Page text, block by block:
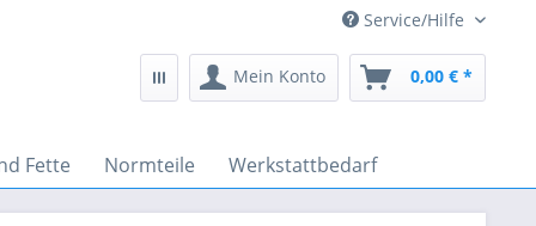
Service/Hilfe
Mein Konto 0,00 € *
Fette Normteile Werkstattbedarf